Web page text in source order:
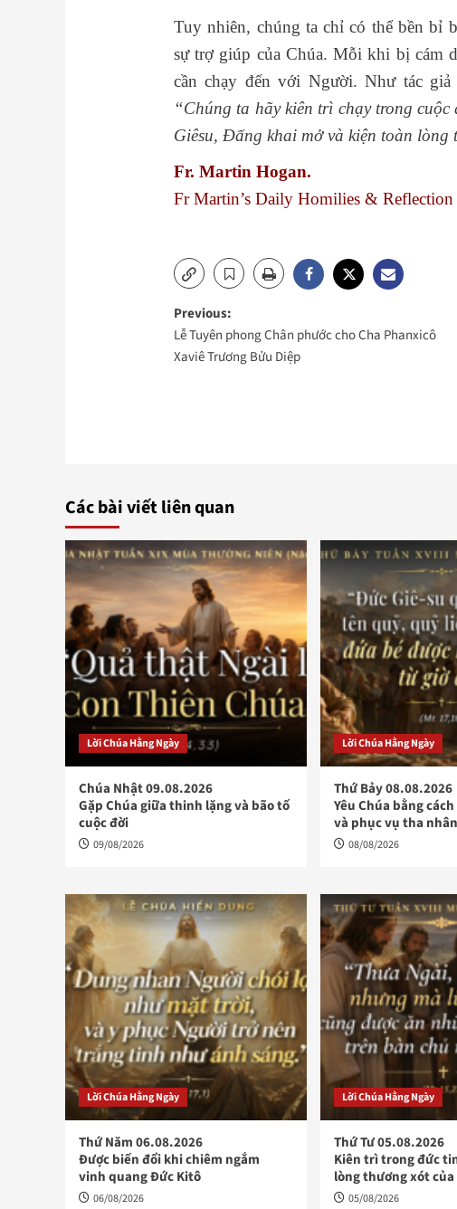
Tuy nhiên, chúng ta chỉ có thể bền bỉ
sự trợ giúp của Chúa. Mỗi khi bị cám
cần chạy đến với Người. Như tác
“Chúng ta hãy kiên trì chạy trong
Giêsu, Đấng khai mở và kiện toàn lòng
Fr. Martin Hogan.
Fr Martin’s Daily Homilies & Reflection
Post
navigation
Previous:
Lễ Tuyên phong Chân phước cho Cha Phanxicô
Xaviê Trương Bửu Diệp
Các bài viết liên quan
Lời Chúa Hằng Ngày
Chúa Nhật 09.08.2026
Gặp Chúa giữa thinh lặng và bão tố
cuộc đời
09/08/2026
Lời Chúa Hằng Ngày
Thứ Bảy 08.08.2026
Yêu Chúa bằng
và phục vụ tha nhân
08/08/2026
Lời Chúa Hằng Ngày
Thứ Năm 06.08.2026
Được biến đổi khi chiêm ngắm
vinh quang Đức Kitô
06/08/2026
Lời Chúa Hằng Ngày
Thứ Tư 05.08.2026
Kiên trì trong đức
lòng thương xót của
05/08/2026